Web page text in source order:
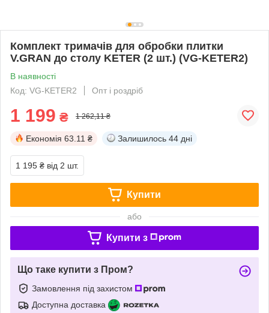
Комплект тримачів для обробки плитки
V.GRAN до столу KETER (2 шт.) (VG-KETER2)
В наявності
Код: VG-KETER2
Опт і роздріб
1 199 ₴ 1 262,11 ₴
Економія 63.11 ₴ Залишилось 44 дні
1 195 ₴ від 2 шт.
Купити
або
Купити з
Що таке купити з Пром?
Замовлення під захистом
Доступна доставка